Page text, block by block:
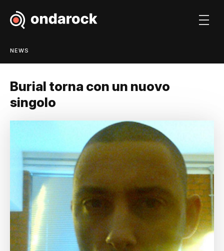
NEWS
Burial torna con un nuovo
singolo